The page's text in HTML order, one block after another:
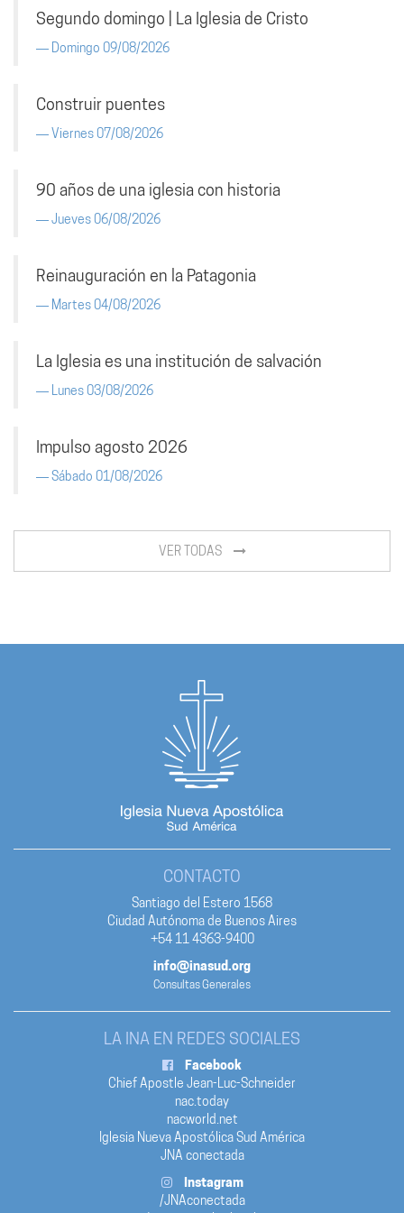
Segundo domingo | La Iglesia de Cristo
Domingo 09/08/2026
Construir puentes
Viernes 07/08/2026
90 años de una iglesia con historia
Jueves 06/08/2026
Reinauguración en la Patagonia
Martes 04/08/2026
La Iglesia es una institución de salvación
Lunes 03/08/2026
Impulso agosto 2026
Sábado 01/08/2026
VER TODAS
CONTACTO
Santiago del Estero 1568
Ciudad Autónoma de Buenos Aires
+54 11 4363-9400
info@inasud.org
Consultas Generales
LA INA EN REDES SOCIALES
Facebook
Chief Apostle Jean-Luc-Schneider
nac.today
nacworld.net
Iglesia Nueva Apostólica Sud América
JNA conectada
Instagram
/JNAconectada